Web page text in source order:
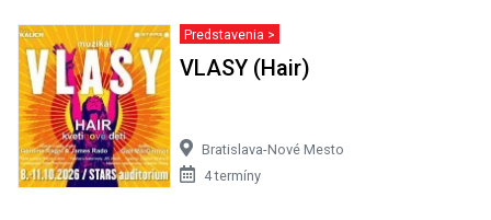
Predstavenia >
VLASY (Hair)
Bratislava-Nové Mesto
4 termíny